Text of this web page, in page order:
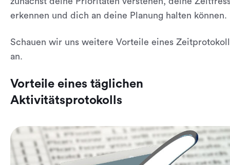
erkennen und dich an deine Planung halten können.
Schauen wir uns weitere Vorteile eines
an.
Vorteile eines täglichen
Aktivitätsprotokolls